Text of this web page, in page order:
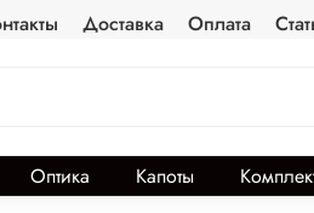
Доставка Оплата
Оптика Капоты